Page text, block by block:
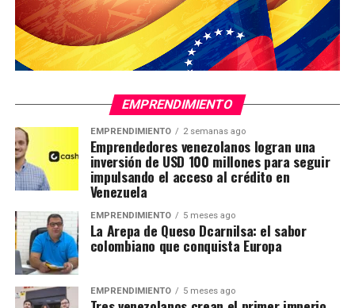
EMPRENDIMIENTO
EMPRENDIMIENTO 2 semanas ago
Emprendedores venezolanos logran una
inversión de USD 100 millones para seguir
impulsando el acceso al crédito en
Venezuela
EMPRENDIMIENTO 5 meses ago
La Arepa de Queso Dcarnilsa: el sabor
colombiano que conquista Europa
EMPRENDIMIENTO 5 meses ago